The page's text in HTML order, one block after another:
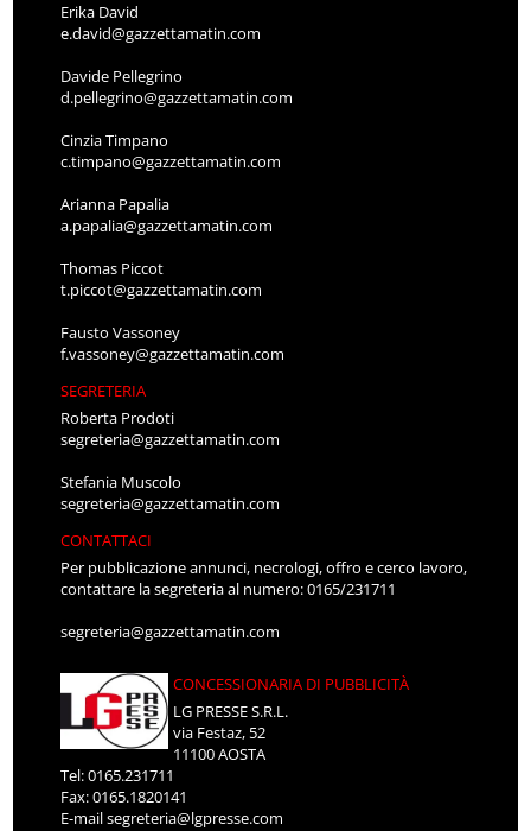
Erika David
e.david@gazzettamatin.com
Davide Pellegrino
d.pellegrino@gazzettamatin.com
Cinzia Timpano
c.timpano@gazzettamatin.com
Arianna Papalia
a.papalia@gazzettamatin.com
Thomas Piccot
t.piccot@gazzettamatin.com
Fausto Vassoney
f.vassoney@gazzettamatin.com
SEGRETERIA
Roberta Prodoti
segreteria@gazzettamatin.com
Stefania Muscolo
segreteria@gazzettamatin.com
CONTATTACI
Per pubblicazione annunci, necrologi, offro e cerco lavoro,
contattare la segreteria al numero: 0165/231711
segreteria@gazzettamatin.com
CONCESSIONARIA DI PUBBLICITÀ
LG PRESSE S.R.L.
via Festaz, 52
11100 AOSTA
Tel: 0165.231711
Fax: 0165.1820141
E-mailsegreteria@lgpresse.com